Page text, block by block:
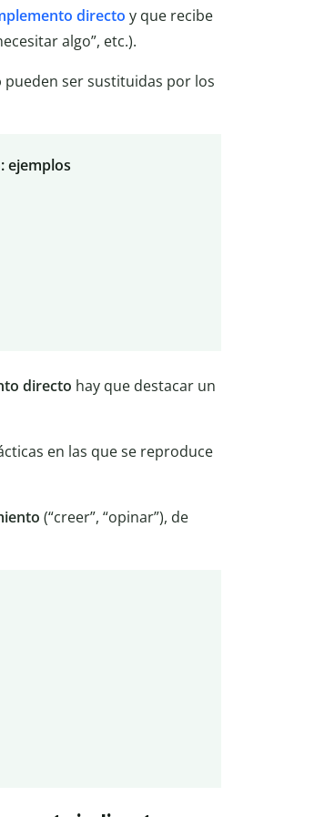
directo y que recibe
algo”, etc.).
pueden ser sustituidas por los
ejemplos
directo hay que destacar un
en las que se reproduce
(“creer”, “opinar”), de